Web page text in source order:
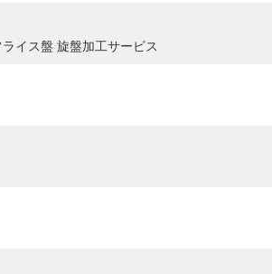
イス盤 旋盤加工サービス